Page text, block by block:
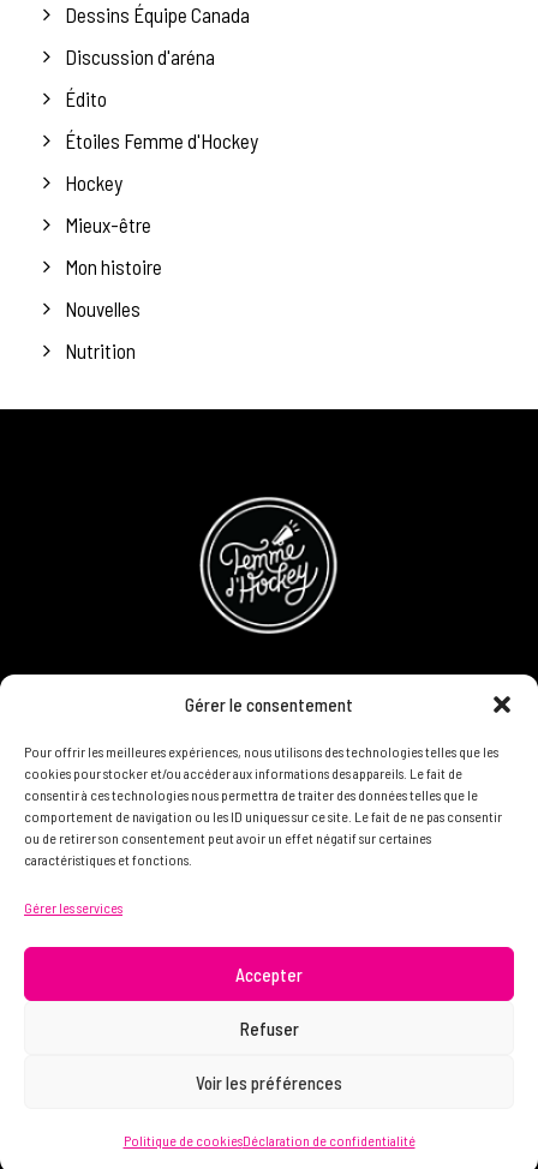
Gérer le consentement
Pour offrir les meilleures expériences, nous utilisons des technologies telles que les
cookies pour stocker et/ou accéder aux informations des appareils. Le fait de
consentir à ces technologies nous permettra de traiter des données telles que le
comportement de navigation ou les ID uniques sur ce site. Le fait de ne pas consentir
ou de retirer son consentement peut avoir un effet négatif sur certaines
caractéristiques et fonctions.
Gérer les services
Accepter
Refuser
Voir les préférences
Politique de cookiesDéclaration de confidentialité
Dessins Équipe Canada
Discussion d'aréna
Édito
Étoiles Femme d'Hockey
Hockey
Mieux-être
Mon histoire
Nouvelles
Nutrition
CONCOURS
DEVENIR PARTENAIRE
POLITIQUE DE CONFIDENTIALITÉ
info@femme.hockey
© 2021 FEMME D’HOCKEY | Tous droits réservés.